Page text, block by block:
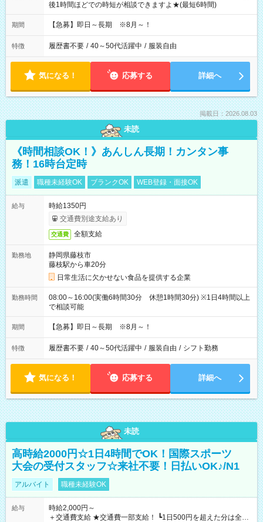
後1時間ほどでの時短が相談できますよ★(最短6時間)
期間 【急募】即日～長期 ※8月～！
特徴 履歴書不要 / 40～50代活躍中 / 服装自由
気になる！ 応募する 詳細へ
掲載日：2026.08.03
未読
《時間相談OK！》あんしん長期！カンタン事
務！16時台定時
派遣 職種未経験OK ブランクOK WEB登録・面接OK
給与
時給1350円
交通費別途支給あり
交通費 全額支給
勤務地
静岡県藤枝市
藤枝駅から車20分
日常生活に欠かせない食品を提供する企業
勤務時間
08:00～16:00(実働6時間30分 休憩1時間30分) ※1日4時間以上
で相談可能
期間 【急募】即日～長期 ※8月～！
特徴 履歴書不要 / 40～50代活躍中 / 服装自由 / シフト勤務
気になる！ 応募する 詳細へ
未読
高時給2000円☆1日4時間でOK！国際スポーツ
大会の受付スタッフ☆来社不要！日払いOK♪/N1
アルバイト 職種未経験OK
給与
時給2,000円～
＋交通費支給 ★交通費一部支給！ ┗1日500円を超えた分は全額